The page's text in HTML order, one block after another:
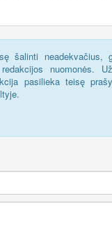
šalinti neadekvačius,
nuomonės.
pasilieka teisę